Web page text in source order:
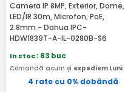
Camera IP 8MP, Exterior, Dome,
LED/IR 30m, Microfon, PoE,
2.8mm - Dahua IPC-
HDW1839T-A-IL-0280B-S6
In stoc: 83 buc
Comandă acum și expediem Luni
4 rate cu 0% dobândă